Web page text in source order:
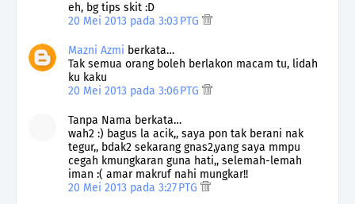
eh, bg tips skit :D
20 Mei 2013 pada 3:03 PTG
Mazni Azmi berkata…
Tak semua orang boleh berlakon macam tu, lidah
ku kaku
20 Mei 2013 pada 3:06 PTG
Tanpa Nama berkata…
wah2 :) bagus la acik,, saya pon tak berani nak
tegur,, bdak2 sekarang gnas2,yang saya mmpu
cegah kmungkaran guna hati,, selemah-lemah
iman :( amar makruf nahi mungkar!!
20 Mei 2013 pada 3:27 PTG